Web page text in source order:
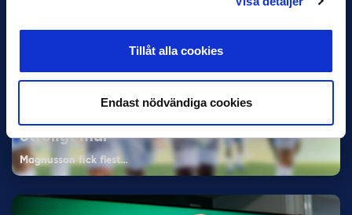
Tillåt alla cookies
Endast nödvändiga cookies
Han nätade snyggast i maj: “Ett alldeles
otroligt mål”
Magnusson fick flest…